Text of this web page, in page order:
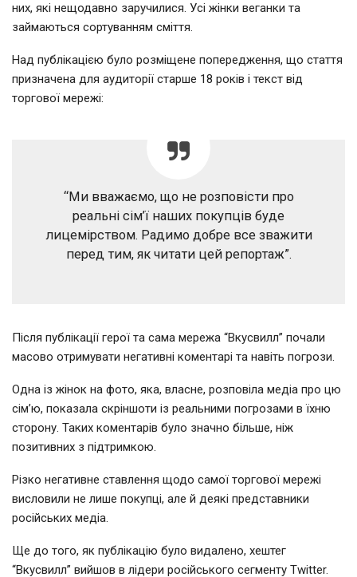
них, які нещодавно заручилися. Усі жінки веганки та
займаються сортуванням сміття.
Над публікацією було розміщене попередження, що стаття
призначена для аудиторії старше 18 років і текст від
торгової мережі:
“Ми вважаємо, що не розповісти про
реальні сім’ї наших покупців буде
лицемірством. Радимо добре все зважити
перед тим, як читати цей репортаж”.
Після публікації герої та сама мережа “Вкусвилл” почали
масово отримувати негативні коментарі та навіть погрози.
Одна із жінок на фото, яка, власне, розповіла медіа про цю
сім’ю, показала скріншоти із реальними погрозами в їхню
сторону. Таких коментарів було значно більше, ніж
позитивних з підтримкою.
Різко негативне ставлення щодо самої торгової мережі
висловили не лише покупці, але й деякі представники
російських медіа.
Ще до того, як публікацію було видалено, хештег
“Вкусвилл” вийшов в лідери російського сегменту Twitter.